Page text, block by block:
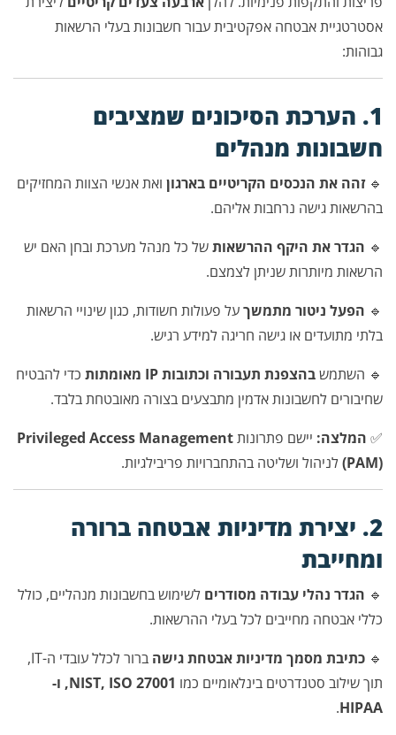
אסטרטגיית אבטחה אפקטיבית עבור חשבונות בעלי הרשאות
גבוהות:
1. הערכת הסיכונים שמציבים
חשבונות מנהלים
🔹זהה את הנכסים הקריטיים בארגון ואת אנשי הצוות המחזיקים
בהרשאות גישה נרחבות אליהם.
🔹 הגדר את היקף ההרשאותשל כל מנהל מערכת ובחן האם יש
הרשאות מיותרות שניתן לצמצם.
🔹 הפעל ניטור מתמשךעל פעולות חשודות, כגון שינויי הרשאות
בלתי מתועדים או גישה חריגה למידע רגיש.
🔹 השתמשבהצפנת תעבורה וכתובות IP מאומתות
כדי להבטיח
שחיבורים לחשבונות אדמין מתבצעים בצורה מאובטחת בלבד.
✅ המלצה: יישם פתרונותPrivileged Access Management
(PAM)לניהול ושליטה בהתחברויות פריבילגיות.
2. יצירת מדיניות אבטחה ברורה
ומחייבת
🔹 הגדר נהלי עבודה מסודרים לשימוש בחשבונות מנהליים, כולל
כללי אבטחה מחייבים לכל בעלי ההרשאות.
🔹 כתיבת מסמך מדיניות אבטחת גישה
ברור לכלל עובדי ה-IT,
תוך שילוב סטנדרטים בינלאומיים כמו
NIST, ISO 27001, ו-
HIPAA
.